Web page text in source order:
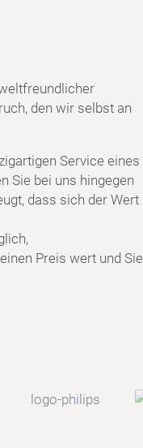
den wir selbst an
Service eines
Sie bei uns hingegen
dass sich der Wert
Preis wert und Sie